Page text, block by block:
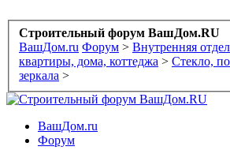
Строительный форум ВашДом.RU
ВашДом.ru Форум > Внутренняя
квартиры, дома, коттеджа > Стекло,
зеркала >
ВашДом.ru
Форум